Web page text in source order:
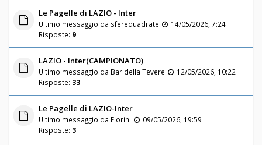
Le Pagelle di LAZIO - Inter
Ultimo messaggio da sferequadrate
14/05/2026, 7:24
Risposte: 9
LAZIO - Inter(CAMPIONATO)
Ultimo messaggio da Bar della Tevere
12/05/2026, 10:22
Risposte: 33
Le Pagelle di LAZIO-Inter
Ultimo messaggio da Fiorini
09/05/2026, 19:59
Risposte: 3